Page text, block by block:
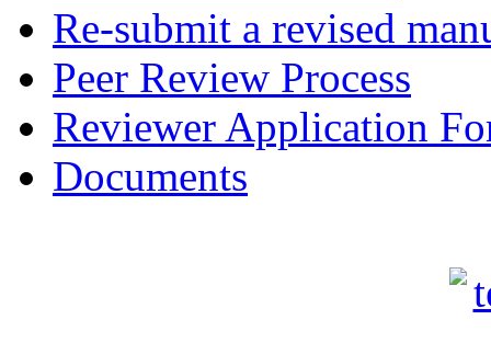
Re-submit a revised
Peer Review Process
Reviewer Application
Documents